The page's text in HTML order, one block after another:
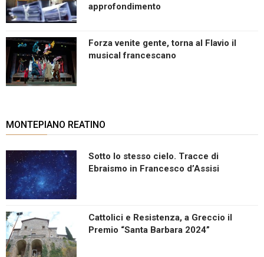
approfondimento
Forza venite gente, torna al Flavio il
musical francescano
MONTEPIANO REATINO
Sotto lo stesso cielo. Tracce di
Ebraismo in Francesco d’Assisi
Cattolici e Resistenza, a Greccio il
Premio “Santa Barbara 2024”